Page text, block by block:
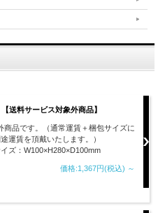
送料サービス対象外商品】
品です。（通常運賃＋梱包サイズに
運賃を頂戴いたします。）
ズ：W100×H280×D100mm
価格:1,367円(税込) ～